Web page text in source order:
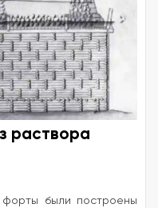
раствора
форты были построены